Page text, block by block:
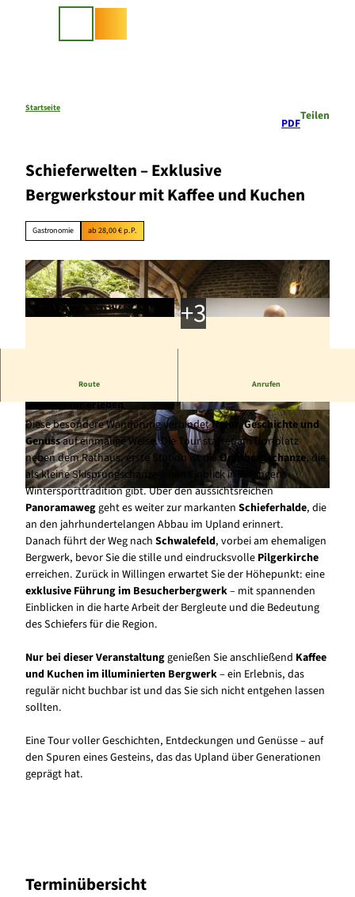
Startseite
PDF
Teilen
Schieferwelten – Exklusive
Bergwerkstour mit Kaffee und Kuchen
Gastronomie ab 28,00 € p.P.
© Freizeitwelt Willingen, sabrinity, Sabrina Voss |CC-BY-SA
© Freizeitwelt Willingen, sabrinity, Sabrina Voss
|CC-BY-SA
© Freizeitwelt Willingen, sabrinity, Sabrina Voss
|CC-BY-SA
Route Anrufen
Natur, Geschichte und Genuss bei dieser einzigartigen
Wandertour erleben
Diese besondere Wanderung verbindetNatur, Geschichte und
Genussauf einmalige Weise. Die Tour startet am Dorfplatz
neben dem Rathaus, erste Station ist dieOrenbergschanze, die
als kleine Skisprungschanze einen Einblick in Willingens
Wintersporttradition gibt. Über den aussichtsreichen
Panoramaweggeht es weiter zur markanten Schieferhalde, die
an den jahrhundertelangen Abbau im Upland erinnert.
Danach führt der Weg nach Schwalefeld, vorbei am ehemaligen
Bergwerk, bevor Sie die stille und eindrucksvolle Pilgerkirche
erreichen. Zurück in Willingen erwartet Sie der Höhepunkt: eine
exklusive Führung im Besucherbergwerk– mit spannenden
Einblicken in die harte Arbeit der Bergleute und die Bedeutung
des Schiefers für die Region.
Nur bei dieser Veranstaltunggenießen Sie anschließend Kaffee
und Kuchen im illuminierten Bergwerk– ein Erlebnis, das
regulär nicht buchbar ist und das Sie sich nicht entgehen lassen
sollten.
Eine Tour voller Geschichten, Entdeckungen und Genüsse – auf
den Spuren eines Gesteins, das das Upland über Generationen
geprägt hat.
Terminübersicht